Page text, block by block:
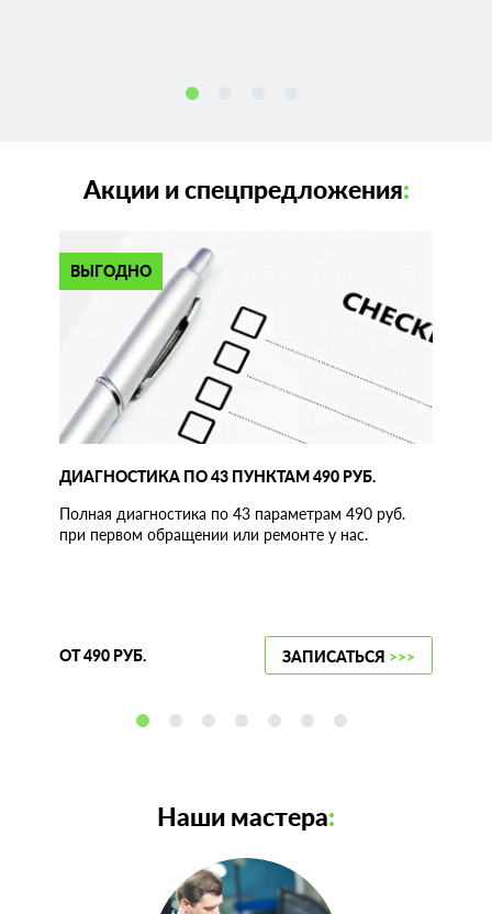
Акции и спецпредложения:
ВЫГОДНО
ДИАГНОСТИКА ПО 43 ПУНКТАМ 490 РУБ.
Полная диагностика по 43 параметрам 490 руб.
при первом обращении или ремонте у нас.
ОТ 490 РУБ. ЗАПИСАТЬСЯ >>>
Наши мастера: